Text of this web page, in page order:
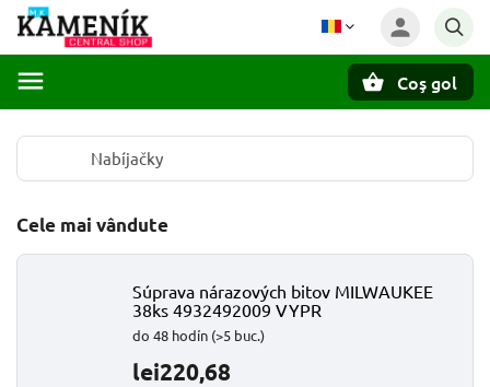
Coş gol
Nabíjačky
Cele mai vândute
Súprava nárazových bitov MILWAUKEE
38ks 4932492009 VYPR
do 48 hodín (>5 buc.)
lei220,68